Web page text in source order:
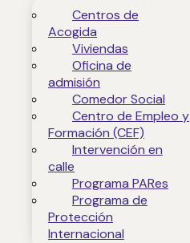
Centros de
Acogida
Viviendas
Oficina de
admisión
Comedor Social
Centro de Empleo y
Formación (CEF)
Intervención en
calle
Programa PARes
Programa de
Protección
Internacional